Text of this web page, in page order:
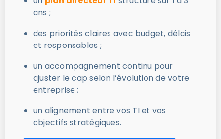
ans ;
des priorités claires avec budget, délais
et responsables ;
un accompagnement continu pour
ajuster le cap selon l’évolution de votre
entreprise ;
un alignement entre vos TI et vos
objectifs stratégiques.